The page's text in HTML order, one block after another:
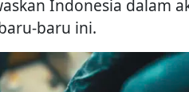
Indonesia dalam
baru ini.